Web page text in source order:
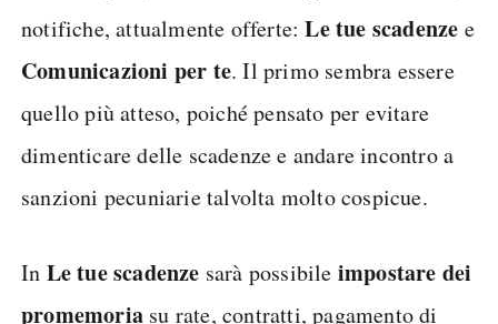
notifiche, attualmente offerte:Le tue scadenze e
Comunicazioni per te. Il primo sembra essere
quello più atteso, poiché pensato per evitare
dimenticare delle scadenze e andare incontro a
sanzioni pecuniarie talvolta molto cospicue.
In Le tue scadenze sarà possibile impostare dei
promemoria su rate, contratti, pagamento di